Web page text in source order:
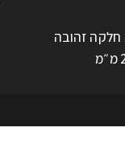
חלקה זהובה